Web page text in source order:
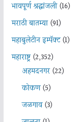
भावपूर्ण श्रद्धांजली(16)
मराठी बातम्या(91)
महाबुलेटीन इम्पॅक्ट(1)
महाराष्ट्र(2,352)
अहमदनगर(22)
कोकण(5)
जळगाव(3)